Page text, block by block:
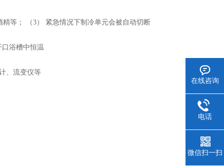
等； （3） 紧急情况下制冷单元会被自动切断
口浴槽中恒温
、流变仪等
在线咨询
电话
微信扫一扫